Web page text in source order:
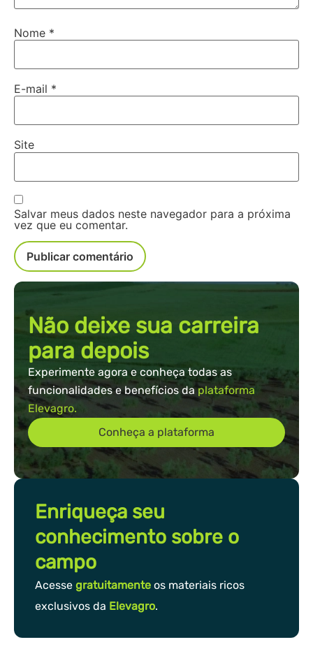
Nome *
E-mail *
Site
Salvar meus dados neste navegador para a próxima
vez que eu comentar.
Não deixe sua carreira
para depois
Experimente agora e conheça todas as
funcionalidades e benefícios daplataforma
Elevagro.
Conheça a plataforma
Enriqueça seu
conhecimento sobre o
campo
Acesse gratuitamente os materiais ricos
exclusivos da Elevagro.